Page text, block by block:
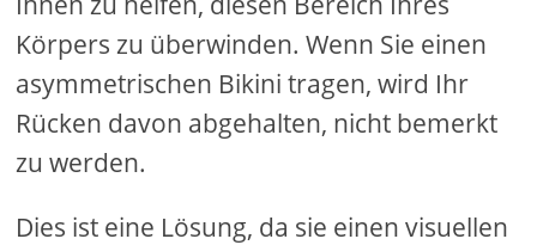
Körpers zu überwinden. Wenn Sie einen
asymmetrischen Bikini tragen, wird Ihr
Rücken davon abgehalten, nicht bemerkt
zu werden.
Dies ist eine Lösung, da sie einen visuellen